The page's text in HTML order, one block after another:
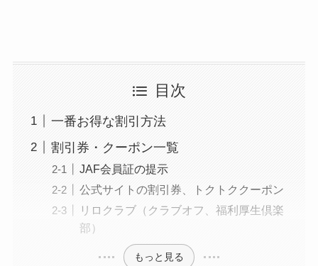
目次
一番お得な割引方法
割引券・クーポン一覧
JAF会員証の提示
公式サイトの割引券、トクトククーポン
リロクラブ（クラブオフ、福利厚生倶楽
部）
もっと見る